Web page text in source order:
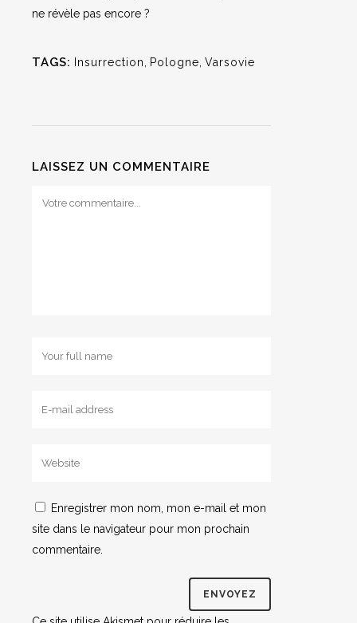
ne révèle pas encore ?
TAGS: Insurrection Pologne Varsovie
LAISSEZ UN COMMENTAIRE
Enregistrer mon nom, mon e-mail et mon
site dans le navigateur pour mon prochain
commentaire.